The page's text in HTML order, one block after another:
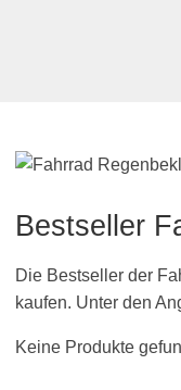
Bestseller
Die Bestseller der
kaufen. Unter den
Keine Produkte